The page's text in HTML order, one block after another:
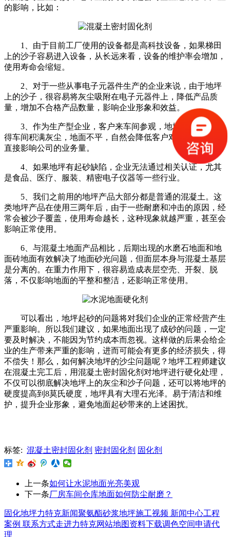
的影响，比如：
1、由于目前工厂使用的设备都是高科技设备，如果梯田
上的沙子容易进入设备，从长远来看，设备的维护率会增加，
使用寿命会缩短。
2、对于一些从事电子元器件生产的企业来说，由于地坪
上的沙子，很容易将灰尘吸附在电子元器件上，降低产品质
量，增加不合格产品数量，影响企业形象和效益。
3、作为生产型企业，客户来车间参观，地坪是沙子，使
得车间积满灰尘，地面不平，自然会降低客户对我们的评价，
直接影响公司的业务量。
4、如果地坪有起砂缺陷，企业无法通过相关认证，尤其
是食品、医疗、服装、精密电子仪器等一些行业。
5、我们之前用的地坪产品大部分都是普通的混凝土。这
类地坪产品在使用三两年后，由于一些耐磨和冲击的原因，经
常会被沙子覆盖，使用寿命越长，这种现象就越严重，甚至会
影响正常使用。
6、与混凝土地面产品相比，后期出现的水磨石地面和地
面砖地面有效解决了地面砂光问题，但面层本身与混凝土基层
是分离的。在重力作用下，很容易造成表层空壳、开裂、脱
落，不仅影响地面的平整和整洁，还影响正常使用。
可以看出，地坪起砂的问题将对我们企业的正常经营产生
严重影响。所以我们建议，如果地面出现了成砂的问题，一定
要及时解决，不能因为节约成本而忽视。这样做的后果会给企
业的生产带来严重的影响，进而可能会有更多的经济损失，得
不偿失！那么，如何解决地坪的沙尘问题呢？地坪工程师建议
在混凝土完工后，用混凝土密封固化剂对地坪进行硬化处理，
不仅可以彻底解决地坪上的灰尘和沙子问题，还可以将地坪的
硬度提高到8莫氏硬度，地坪具有大理石光泽。易于清洁和维
护，提升企业形象，避免地面起砂带来的上述困扰。
标签: 混凝土密封固化剂 密封固化剂 固化剂
上一条如何让水泥地面光亮美观
下一条厂房车间仓库地面如何防尘耐磨？
固化地坪力特克新闻聚氨酯砂浆地坪施工视频 新闻中心工程
案例 联系方式走进力特克网站地图资料下载调色空间申请代
理